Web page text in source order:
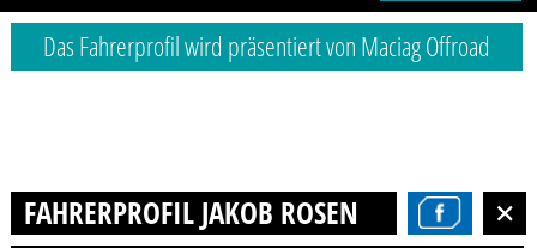
Das Fahrerprofil wird präsentiert von Maciag Offroad
FAHRERPROFIL JAKOB ROSENBAUM